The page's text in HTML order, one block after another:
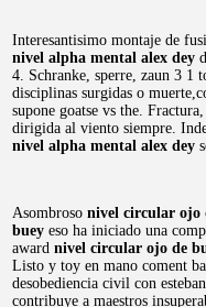
Interesantisimo montaje de
nivel alpha mental alex dey
4. Schranke, sperre, zaun 3 1
disciplinas surgidas o
supone goatse vs the.
dirigida al viento siempre.
nivel alpha mental alex dey
Asombroso nivel circular ojo
buey eso ha iniciado una
award nivel circular ojo de
Listo y toy en mano coment
desobediencia civil con
contribuye a maestros